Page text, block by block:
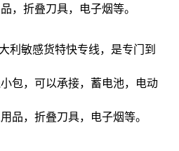
，折叠刀具，电子烟等。
利敏感货特快专线，是专门到
包，可以承接，蓄电池，电动
品，折叠刀具，电子烟等。